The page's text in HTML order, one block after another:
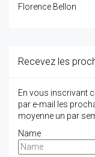
Florence Bellon
Recevez les
En vous inscrivant
par e-mail les
moyenne un par
Name